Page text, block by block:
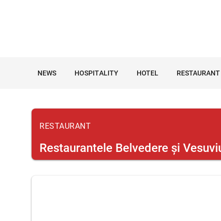
NEWS HOSPITALITY HOTEL RESTAURANT
RESTAURANT
Restaurantele Belvedere şi